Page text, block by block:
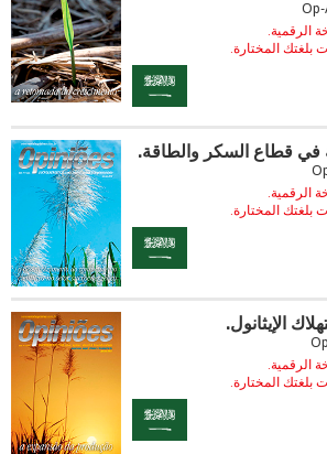
الرقمية.
بلغتك المختارة.
في قطاع السكر والطاقة.
الرقمية.
بلغتك المختارة.
الإيثانول.
الرقمية.
بلغتك المختارة.